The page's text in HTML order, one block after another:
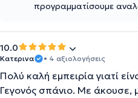
προγραμματίσουμε
10.0
Κατερινα • 4 αξιολογήσεις
Πολύ καλή εμπειρία γιατί
Γεγονός σπάνιο. Με άκουσε,